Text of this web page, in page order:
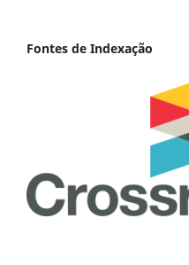
Fontes de Indexação